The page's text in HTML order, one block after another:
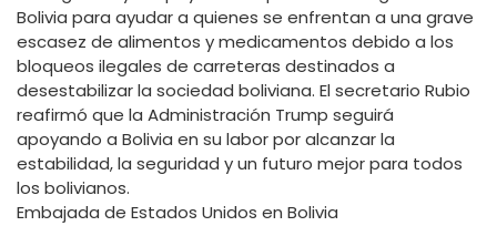
Bolivia para ayudar a quienes se enfrentan a una grave
escasez de alimentos y medicamentos debido a los
bloqueos ilegales de carreteras destinados a
desestabilizar la sociedad boliviana. El secretario Rubio
reafirmó que la Administración Trump seguirá
apoyando a Bolivia en su labor por alcanzar la
estabilidad, la seguridad y un futuro mejor para todos
los bolivianos.
Embajada de Estados Unidos en Bolivia